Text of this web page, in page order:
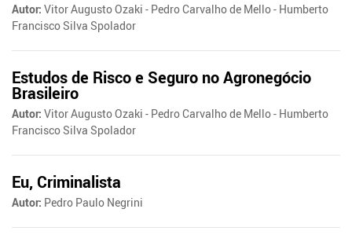
Autor: Vitor Augusto Ozaki - Pedro Carvalho de Mello - Humberto
Francisco Silva Spolador
Estudos de Risco e Seguro no Agronegócio
Brasileiro
Autor: Vitor Augusto Ozaki - Pedro Carvalho de Mello - Humberto
Francisco Silva Spolador
Eu, Criminalista
Autor: Pedro Paulo Negrini